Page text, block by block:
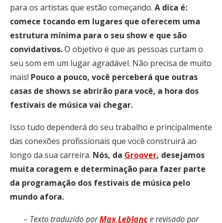
para os artistas que estão começando. A dica é:
comece tocando em lugares que oferecem uma
estrutura mínima para o seu show e que são
convidativos.O objetivo é que as pessoas curtam o
seu som em um lugar agradável. Não precisa de muito
mais! Pouco a pouco, você perceberá que outras
casas de shows se abrirão para você, a hora dos
festivais de música vai chegar.
Isso tudo dependerá do seu trabalho e principalmente
das conexões profissionais que você construirá ao
longo da sua carreira. Nós, da Groover, desejamos
muita coragem e determinação para fazer parte
da programação dos festivais de música pelo
mundo afora.
– Texto traduzido porMax Leblance revisado por